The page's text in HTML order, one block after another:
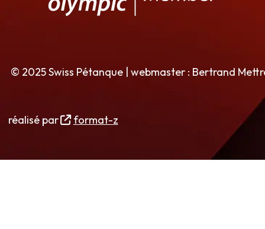
© 2025 Swiss Pétanque | webmaster : Bertrand
réalisé par format-z